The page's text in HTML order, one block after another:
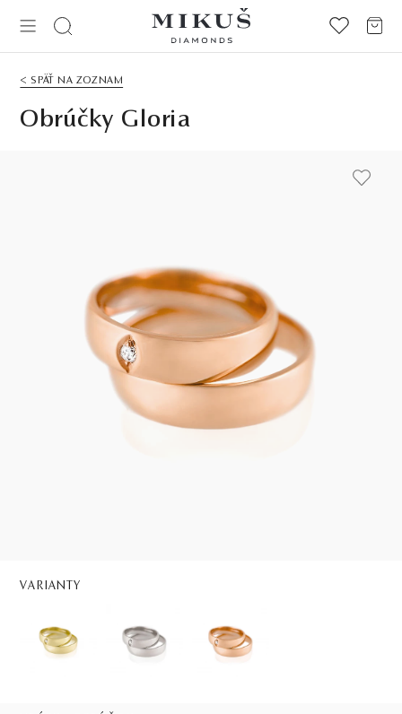
< SPÄŤ NA ZOZNAM
Obrúčky Gloria
VARIANTY